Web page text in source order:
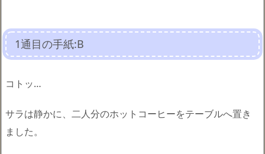
1通目の手紙:B
コトッ…
サラは静かに、二人分のホットコーヒーをテーブルへ置き
ました。